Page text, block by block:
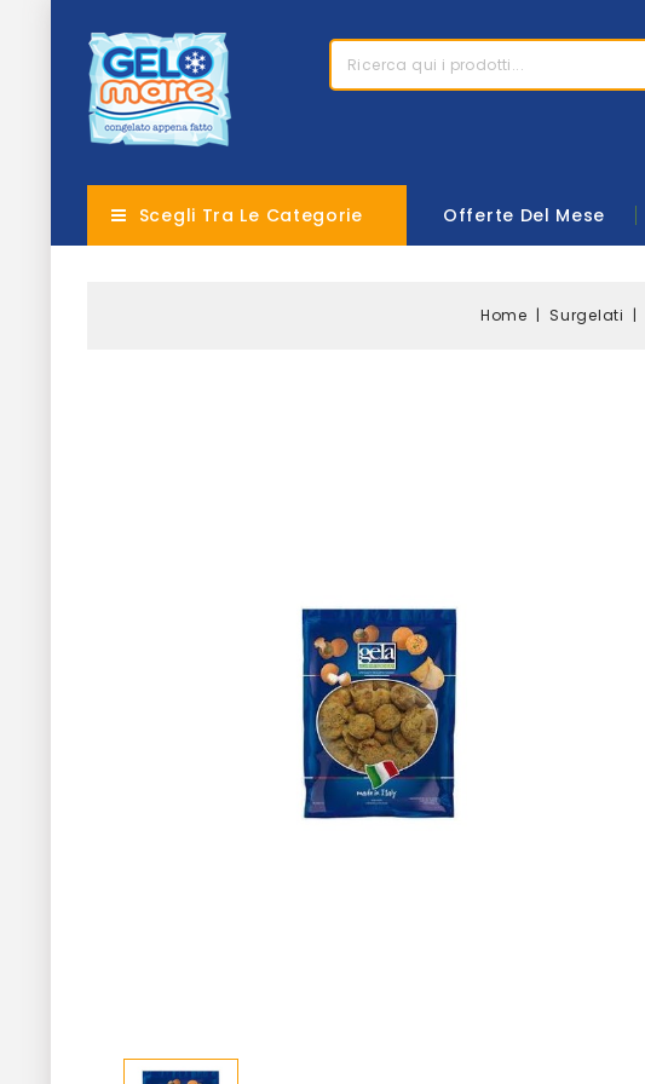
Scegli Tra Le Categorie Offerte Del Mese
Home Surgelati